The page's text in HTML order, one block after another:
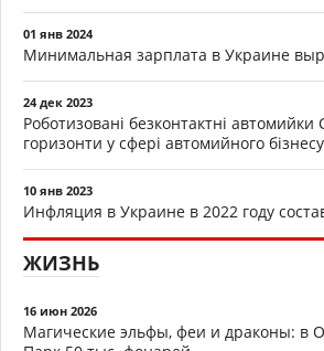
01 янв 2024
Минимальная зарплата в Украине
24 дек 2023
Роботизовані безконтактні автомийки
горизонти у сфері автомийного бізнесу
10 янв 2023
Инфляция в Украине в 2022 году
ЖИЗНЬ
16 июн 2026
Магические эльфы, феи и драконы: в